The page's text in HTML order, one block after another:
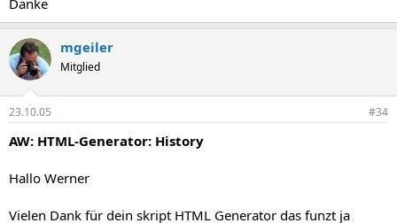
mgeiler
Mitglied
23.10.05 #34
AW: HTML-Generator: History
Hallo Werner
Vielen Dank für dein skript HTML Generator das funzt ja